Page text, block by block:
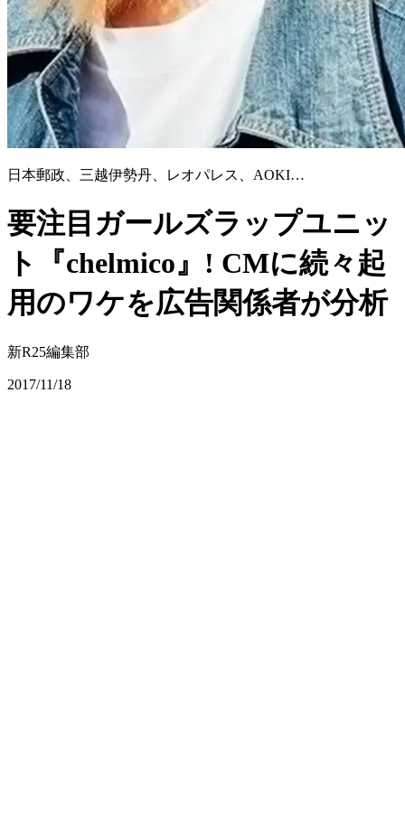
日本郵政、三越伊勢丹、レオパレス、AOKI…
要注目ガールズラップユニッ
ト『chelmico』! CMに続々起
用のワケを広告関係者が分析
新R25編集部
2017/11/18